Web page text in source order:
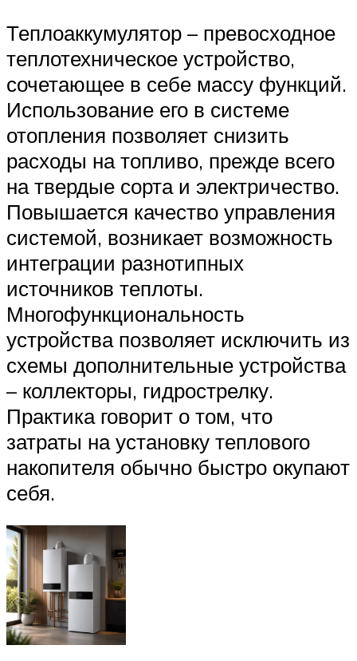
Теплоаккумулятор – превосходное
теплотехническое устройство,
сочетающее в себе массу функций.
Использование его в системе
отопления позволяет снизить
расходы на топливо, прежде всего
на твердые сорта и электричество.
Повышается качество управления
системой, возникает возможность
интеграции разнотипных
источников теплоты.
Многофункциональность
устройства позволяет исключить из
схемы дополнительные устройства
– коллекторы, гидрострелку.
Практика говорит о том, что
затраты на установку теплового
накопителя обычно быстро окупают
себя.